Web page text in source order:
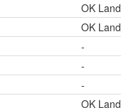
OK
OK
-
-
-
OK